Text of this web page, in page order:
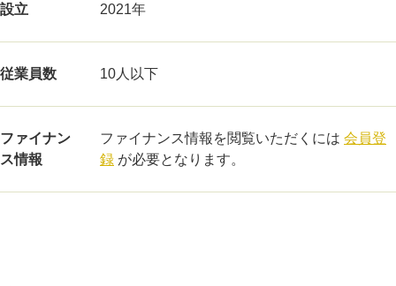
設立 2021年
従業員数 10人以下
ファイナン
ス情報
ファイナンス情報を閲覧いただくには 会員登
録 が必要となります。